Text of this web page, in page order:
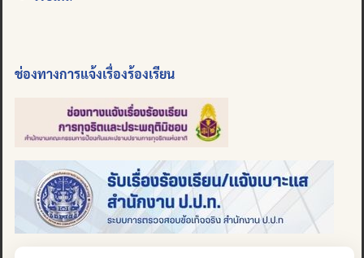
ช่องทางการแจ้งเรื่องร้องเรียน